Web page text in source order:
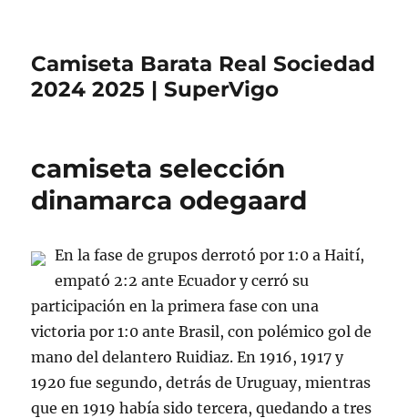
Camiseta Barata Real Sociedad
2024 2025 | SuperVigo
camiseta selección
dinamarca odegaard
En la fase de grupos derrotó por 1:0 a Haití,
empató 2:2 ante Ecuador y cerró su
participación en la primera fase con una
victoria por 1:0 ante Brasil, con polémico gol de
mano del delantero Ruidiaz. En 1916, 1917 y
1920 fue segundo, detrás de Uruguay, mientras
que en 1919 había sido tercera, quedando a tres